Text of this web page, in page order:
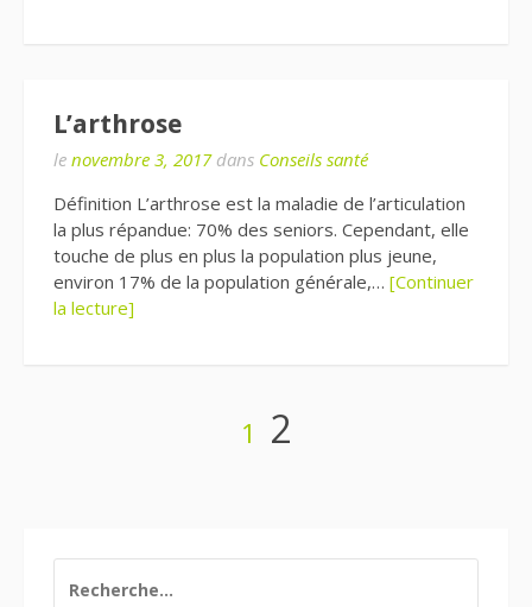
L’arthrose
le novembre 3, 2017dans Conseils santé
Définition L’arthrose est la maladie de l’articulation
la plus répandue: 70% des seniors. Cependant, elle
touche de plus en plus la population plus jeune,
environ 17% de la population générale,… [Continuer
la lecture]
Page
1 Page
2